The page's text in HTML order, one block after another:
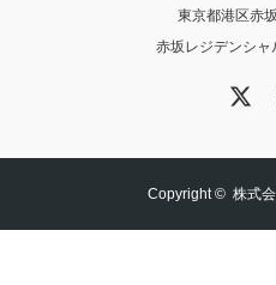
東京都港区赤
赤坂レジデンシ
Copyright © 株式